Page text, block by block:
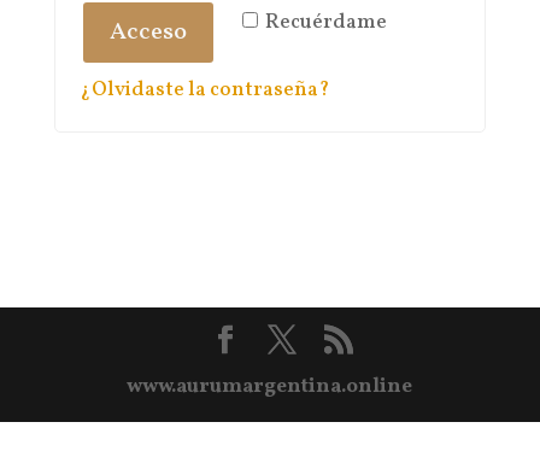
Recuérdame
Acceso
¿Olvidaste la contraseña?
www.aurumargentina.online